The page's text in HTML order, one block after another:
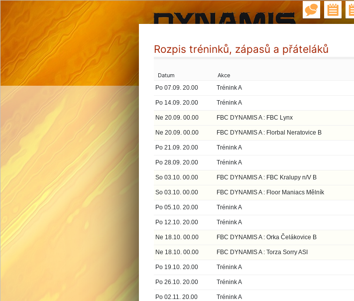
Rozpis tréninků, zápasů a přáteláků
Datum Akce
Po 07.09. 20.00
Trénink A
Po 14.09. 20.00 Trénink A
Ne 20.09. 00.00 FBC DYNAMIS A : FBC Lynx
Ne 20.09. 00.00 FBC DYNAMIS A : Florbal Neratovice B
Po 21.09. 20.00 Trénink A
Po 28.09. 20.00 Trénink A
So 03.10. 00.00 FBC DYNAMIS A : FBC Kralupy n/V B
So 03.10. 00.00 FBC DYNAMIS A : Floor Maniacs Mělník
Po 05.10. 20.00 Trénink A
Po 12.10. 20.00 Trénink A
Ne 18.10. 00.00 FBC DYNAMIS A : Orka Čelákovice B
Ne 18.10. 00.00 FBC DYNAMIS A : Torza Sorry ASI
Po 19.10. 20.00 Trénink A
Po 26.10. 20.00 Trénink A
Po 02.11. 20.00 Trénink A